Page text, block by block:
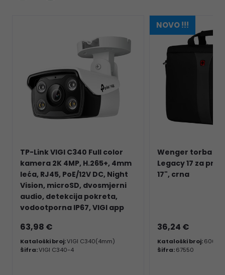
TP-Link VIGI C340 Full color
kamera 2K 4MP, H.265+, 4mm
leća, RJ45, PoE/12V DC, Night
Vision, microSD, dvosmjerni
audio, detekcija pokreta,
vodootporna IP67, VIGI app
63,98 €
Kataloški broj:VIGI C340(4mm)
Šifra:VIGI C340-4
NOVO !!!
Wenger torba
Legacy 17 za
17", crna
36,24 €
Kataloški broj:
Šifra:67550